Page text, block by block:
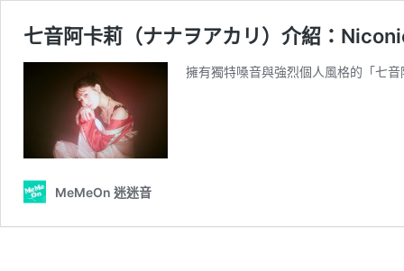
七音阿卡莉（ナナヲアカリ）介紹：
擁有獨特嗓音與強烈個人風格的「七
MeMeOn 迷迷音